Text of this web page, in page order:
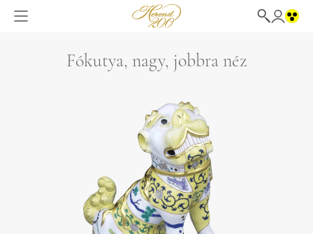
Fókutya, nagy, jobbra néz